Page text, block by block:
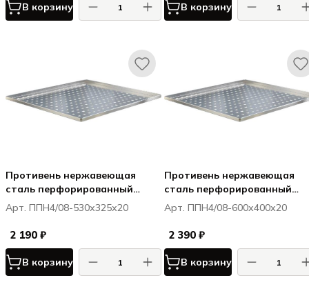
В корзину В корзину
Противень нержавеющая
сталь перфорированный
RESTOINOX ППН4/08-
530х325х20
Арт. ППН4/08-530х325х20
2 190 ₽
В корзину
Противень нержавеющая
сталь перфорированный
RESTOINOX ППН4/08-
600х400х20
Арт. ППН4/08-600х400х20
2 390 ₽
В корзину